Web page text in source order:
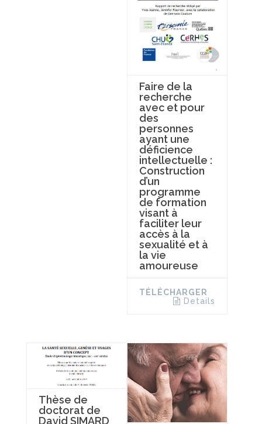
Faire de la
recherche
avec et pour
des
personnes
ayant une
déficience
intellectuelle :
Construction
d’un
programme
de formation
visant à
faciliter leur
accès à la
sexualité et à
la vie
amoureuse
TÉLÉCHARGER
Details
Thèse de
doctorat de
David SIMARD